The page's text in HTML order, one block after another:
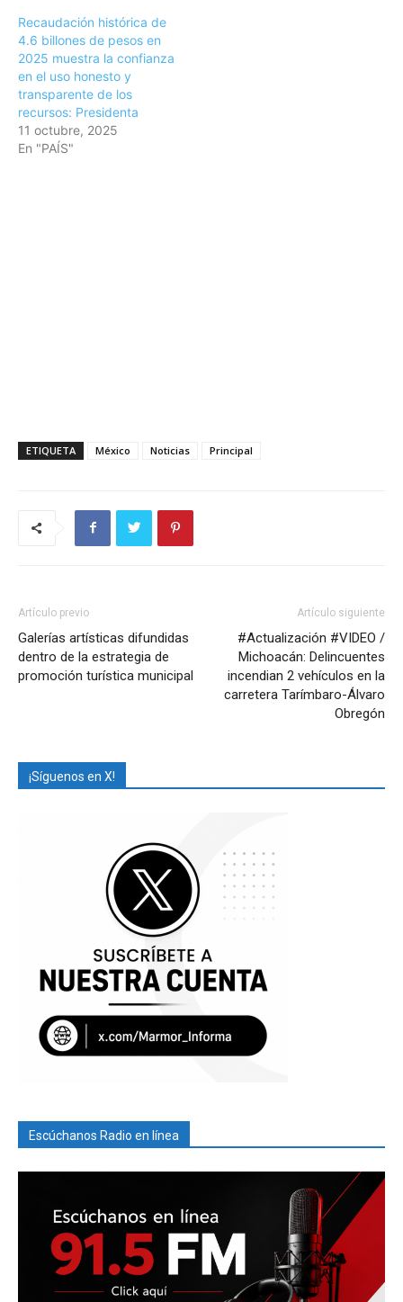
Recaudación histórica de
4.6 billones de pesos en
2025 muestra la confianza
en el uso honesto y
transparente de los
recursos: Presidenta
11 octubre, 2025
En "PAÍS"
ETIQUETA México Noticias Principal
Artículo previo
Galerías artísticas difundidas
dentro de la estrategia de
promoción turística municipal
Artículo siguiente
#Actualización #VIDEO /
Michoacán: Delincuentes
incendian 2 vehículos en la
carretera Tarímbaro-Álvaro
Obregón
¡Síguenos en X!
Escúchanos Radio en línea